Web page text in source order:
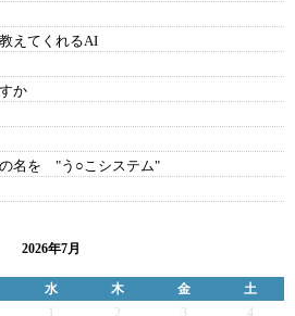
えてくれるAI
か
名を "う○こシステム"
2026年7月
水 木 金
土
2 3
4